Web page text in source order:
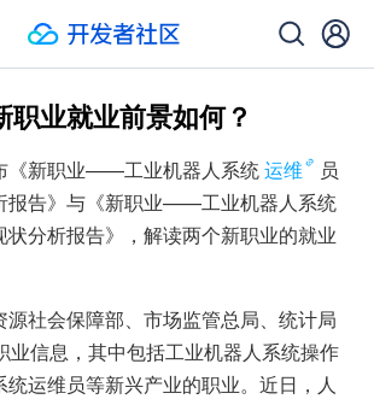
职业就业前景如何？
《新职业——工业机器人系统运维
员
报告》与《新职业——工业机器人系统
分析报告》，解读两个新职业的就业
社会保障部、市场监管总局、统计局
业信息，其中包括工业机器人系统操作
统运维员等新兴产业的职业。近日，人